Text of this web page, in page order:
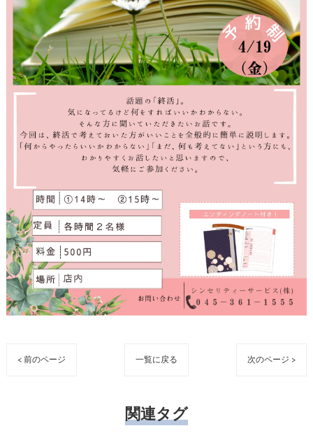
< 前のページ 一覧に戻る 次のページ >
関連タグ